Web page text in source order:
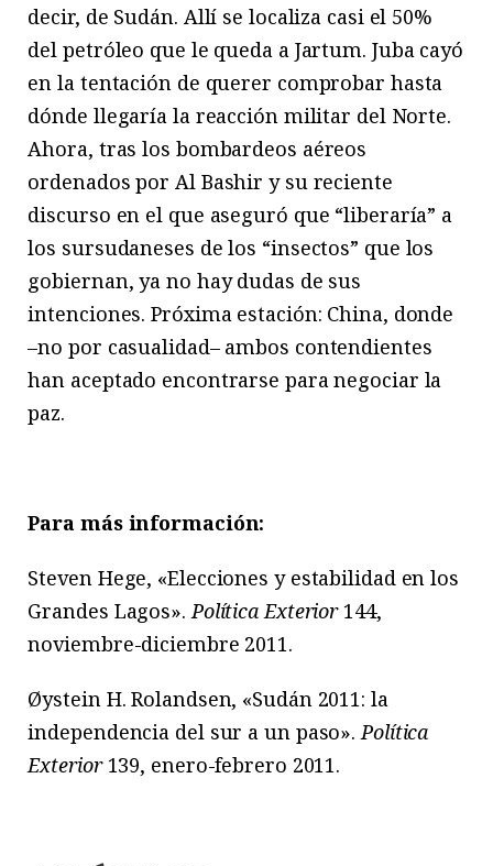
decir, de Sudán. Allí se localiza casi el 50%
del petróleo que le queda a Jartum. Juba cayó
en la tentación de querer comprobar hasta
dónde llegaría la reacción militar del Norte.
Ahora, tras los bombardeos aéreos
ordenados por Al Bashir y su reciente
discurso en el que aseguró que “liberaría” a
los sursudaneses de los “insectos” que los
gobiernan, ya no hay dudas de sus
intenciones. Próxima estación: China, donde
–no por casualidad– ambos contendientes
han aceptado encontrarse para negociar la
paz.
Para más información:
Steven Hege, «Elecciones y estabilidad en los
Grandes Lagos».Política Exterior144,
noviembre-diciembre 2011.
Øystein H. Rolandsen, «Sudán 2011: la
independencia del sur a un paso».Política
Exterior139, enero-febrero 2011.